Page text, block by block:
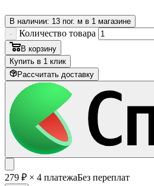
В наличии: 13 пог. м в 1 магазине
-
Количество товара
В корзину
Купить в 1 клик
Рассчитать доставку
279 ₽ × 4 платежаБез переплат